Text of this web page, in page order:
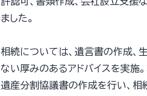
ました。
相続については、遺言書の作成、
ない厚みのあるアドバイスを実施
遺産分割協議書の作成を行い、相